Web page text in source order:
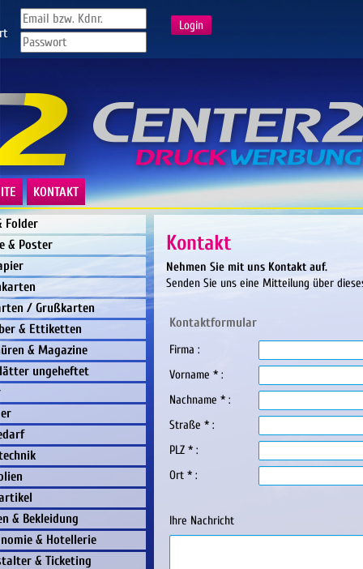
KONTAKT
Folder
& Poster
/ Grußkarten
& Ettiketten
& Magazine
ungeheftet
& Bekleidung
& Hotellerie
& Ticketing
Kontakt
Nehmen Sie mit uns Kontakt auf.
Senden Sie uns eine Mitteilung über
Kontaktformular
Firma :
Vorname * :
Nachname * :
Straße * :
PLZ * :
Ort * :
Ihre Nachricht